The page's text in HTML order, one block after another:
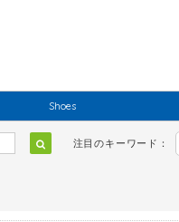
Shoes
注目のキーワード：